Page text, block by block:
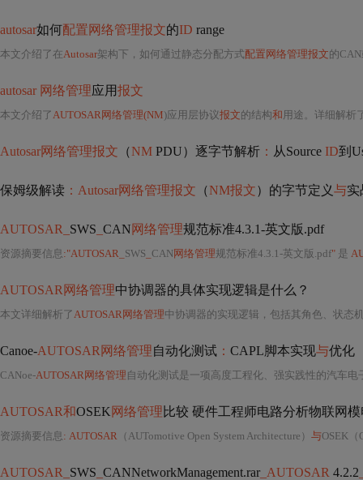
autosar如何配置网络管理报文的ID range
本文介绍了在Autosar架构下，如何通过静态分配方式配置网络管理报文的
autosar 网络管理应用报文
本文介绍了AUTOSAR网络管理(NM)应用层协议报文的结构和用途。详细解析
Autosar网络管理报文 （NM PDU）逐字节解析 ： 从Source ID到
保姆级解读 ：Autosar网络管理报文 （NM报文）的字节定义与实
AUTOSAR_ SWS CAN网络管理规范标准4.3.1-英文版.pdf
资源摘要信息:"AUTOSAR_ SWS CAN 网络管理规范标准4.3.1-英文版.pdf" 是
AUTOSAR网络管理中协调器的具体实现逻辑是什么？
本文详细解析了AUTOSAR网络管理中协调器的实现逻辑，包括其角色、状态
Canoe-AUTOSAR网络管理自动化测试 ： CAPL脚本实现与优化
CANoe-AUTOSAR网络管理 自动化测试是一项高度工程化、强实践性的汽车电子软件验证技术，其核心在于将传
AUTOSAR和OSEK网络管理比较 硬件工程师电路分析物联网
资源摘要信息: AUTOSAR （AUTomotive Open System Architecture） 与OSEK（
AUTOSAR_ SWS CANNetworkManagement.rar _AUTOSAR 4.2.2